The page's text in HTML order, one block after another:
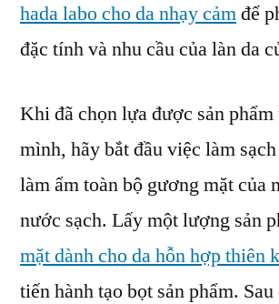
hada labo cho da nhạy cảmđể
đặc tính và nhu cầu của làn da
Khi đã chọn lựa được sản
mình, hãy bắt đầu việc làm
làm ẩm toàn bộ gương mặt của
nước sạch. Lấy một lượng sản
mặt dành cho da hỗn hợp thiên
tiến hành tạo bọt sản phẩm.